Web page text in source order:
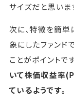
サイズだと思います
次に、特徴を簡単
象にしたファンド
ことがポイントで
いて株価収益率
ているようです。